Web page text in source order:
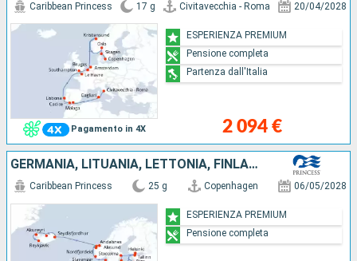
Pagamento in 4X
Caribbean Princess 17 g Civitavecchia - Roma 20/04/2028
2 094 €
ESPERIENZA PREMIUM
Pensione completa
Partenza dall'Italia
GERMANIA, LITUANIA, LETTONIA, FINLANDIA, ESTONIA, SVEZIA, DANIMARCA, NORVEGIA, ISLANDA
Caribbean Princess 25 g Copenhagen 06/05/2028
ESPERIENZA PREMIUM
Pensione completa